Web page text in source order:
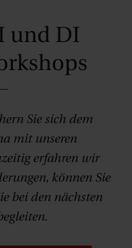
und DI
Sie sich dem
mit unseren
erfahren wir
können Sie
bei den nächsten